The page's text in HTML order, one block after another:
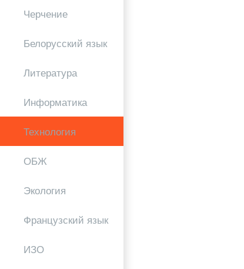
Черчение
Белорусский язык
Литература
Информатика
Технология
ОБЖ
Экология
Французский язык
ИЗО